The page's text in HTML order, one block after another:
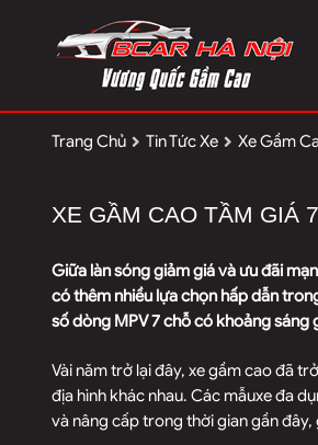
Trang Chủ Tin Tức Xe Xe Gầm
XE GẦM CAO TẦM GIÁ
Giữa làn sóng giảm giá và ưu đãi
có thêm nhiều lựa chọn hấp dẫn
số dòng MPV 7 chỗ có khoảng sáng
Vài năm trở lại đây, xe gầm cao đã
địa hình khác nhau. Các mẫuxe đa
và nâng cấp trong thời gian gần